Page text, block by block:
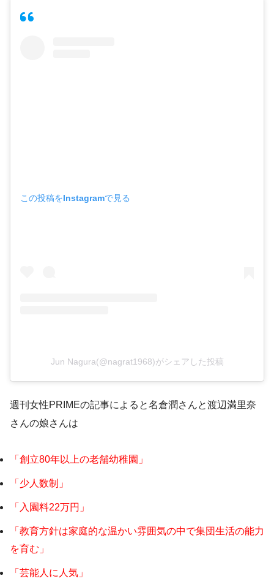
この投稿をInstagramで見る
Jun Nagura(@nagrat1968)がシェアした投稿
週刊女性PRIMEの記事によると名倉潤さんと渡辺満里奈
さんの娘さんは
「創立80年以上の老舗幼稚園」
「少人数制」
「入園料22万円」
「教育方針は家庭的な温かい雰囲気の中で集団生活の能力
を育む」
「芸能人に人気」